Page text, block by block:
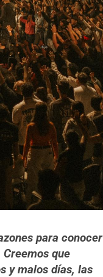
para conocer
que
y malos días, las